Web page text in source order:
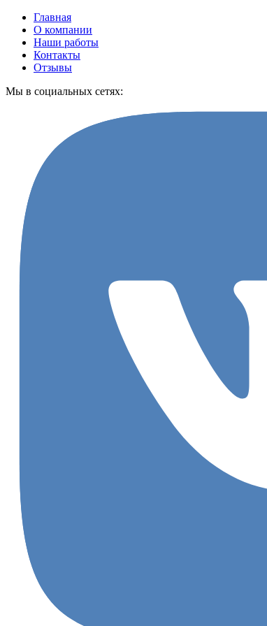
Главная
О компании
Наши работы
Контакты
Отзывы
Мы в социальных сетях: